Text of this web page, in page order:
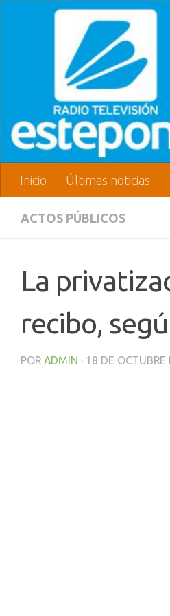
Inicio Últimas noticias
ACTOS PÚBLICOS
La
recibo,
POR ADMIN · 18 DE OCTUBRE